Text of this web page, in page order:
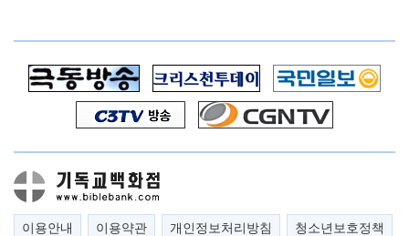
이용안내 이용약관 개인정보처리방침 청소년보호정책